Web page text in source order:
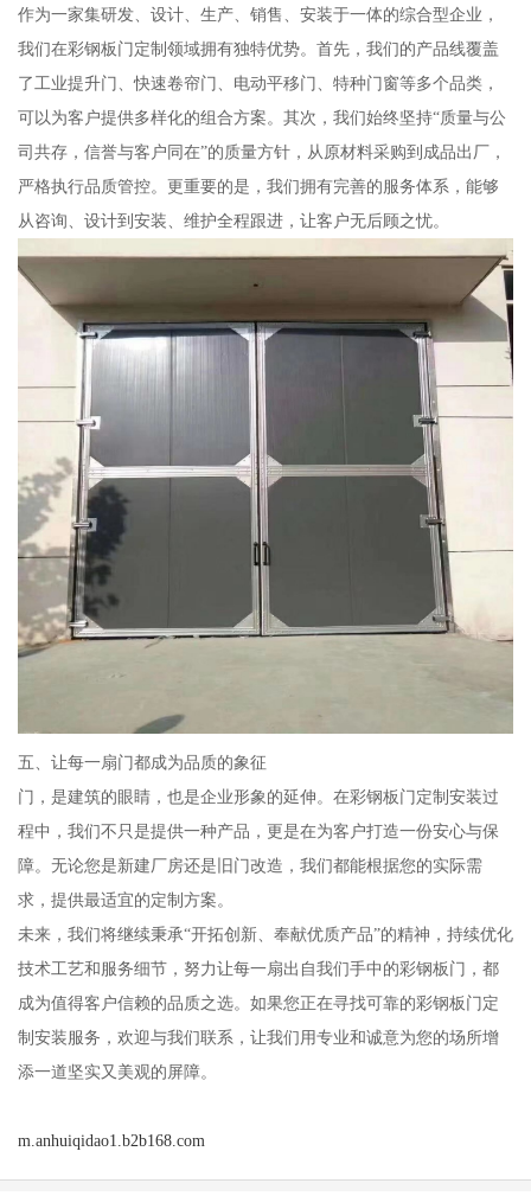
作为一家集研发、设计、生产、销售、安装于一体的综合型企业，
我们在彩钢板门定制领域拥有独特优势。首先，我们的产品线覆盖
了工业提升门、快速卷帘门、电动平移门、特种门窗等多个品类，
可以为客户提供多样化的组合方案。其次，我们始终坚持“质量与公
司共存，信誉与客户同在”的质量方针，从原材料采购到成品出厂，
严格执行品质管控。更重要的是，我们拥有完善的服务体系，能够
从咨询、设计到安装、维护全程跟进，让客户无后顾之忧。
五、让每一扇门都成为品质的象征
门，是建筑的眼睛，也是企业形象的延伸。在彩钢板门定制安装过
程中，我们不只是提供一种产品，更是在为客户打造一份安心与保
障。无论您是新建厂房还是旧门改造，我们都能根据您的实际需
求，提供最适宜的定制方案。
未来，我们将继续秉承“开拓创新、奉献优质产品”的精神，持续优化
技术工艺和服务细节，努力让每一扇出自我们手中的彩钢板门，都
成为值得客户信赖的品质之选。如果您正在寻找可靠的彩钢板门定
制安装服务，欢迎与我们联系，让我们用专业和诚意为您的场所增
添一道坚实又美观的屏障。
m.anhuiqidao1.b2b168.com